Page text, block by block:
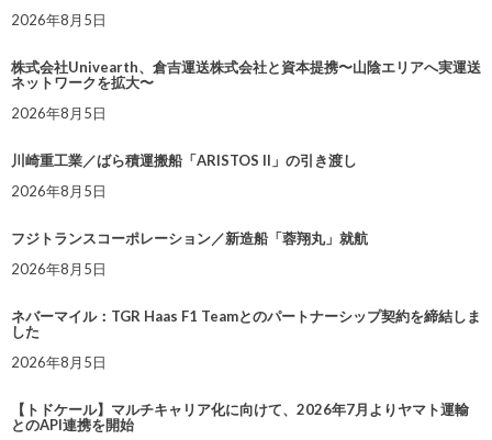
2026年8月5日
株式会社Univearth、倉吉運送株式会社と資本提携〜山陰エリアへ実運送
ネットワークを拡大〜
2026年8月5日
川崎重工業／ばら積運搬船「ARISTOS II」の引き渡し
2026年8月5日
フジトランスコーポレーション／新造船「蓉翔丸」就航
2026年8月5日
ネバーマイル：TGR Haas F1 Teamとのパートナーシップ契約を締結しま
した
2026年8月5日
【トドケール】マルチキャリア化に向けて、2026年7月よりヤマト運輸
とのAPI連携を開始